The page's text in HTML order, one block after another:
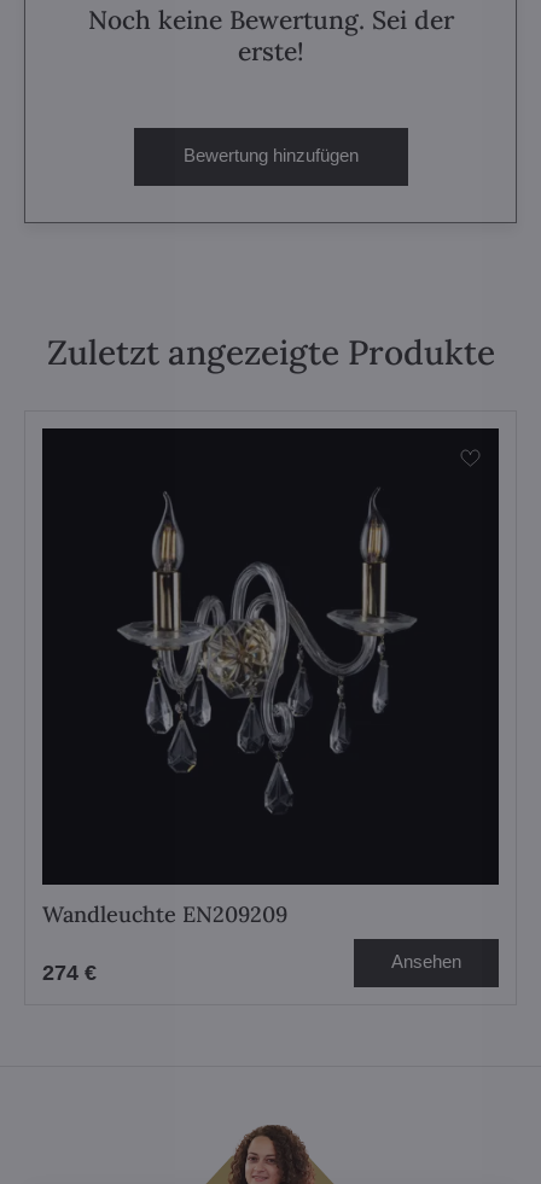
Noch keine Bewertung. Sei der
erste!
Bewertung hinzufügen
Zuletzt angezeigte Produkte
Wandleuchte EN209209
274 € Ansehen